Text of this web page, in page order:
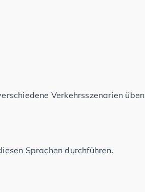
Verkehrsszenarien üben
Sprachen durchführen.